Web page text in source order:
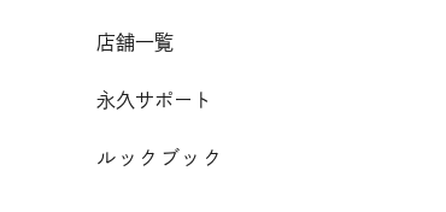
店舗一覧
永久サポート
ルックブック